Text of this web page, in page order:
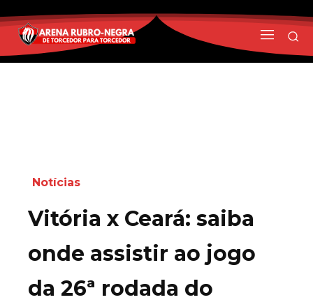
Notícias
Vitória x Ceará: saiba
onde assistir ao jogo
da 26ª rodada do